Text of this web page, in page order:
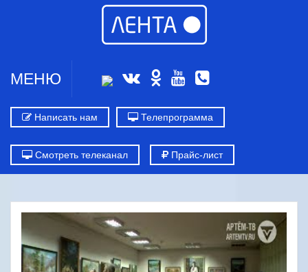
МЕНЮ
Написать нам Телепрограмма
Смотреть телеканал Прайс-лист